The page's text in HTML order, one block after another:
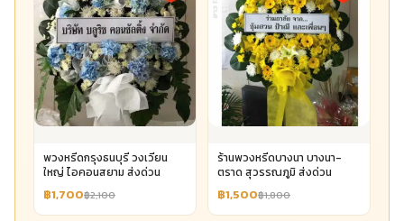
พวงหรีดกรุงธนบุรี วงเวียน
ใหญ่ ไอคอนสยาม ส่งด่วน
฿1,700฿2,100
ร้านพวงหรีดบางนา บางนา-
ตราด สุวรรณภูมิ ส่งด่วน
฿1,500฿1,800